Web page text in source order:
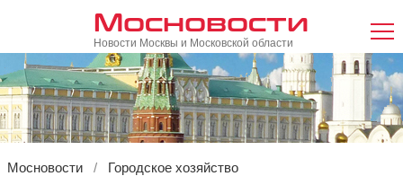
Мосновости
Новости Москвы и Московской области
Мосновости
Городское хозяйство